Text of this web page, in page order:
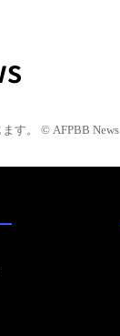
す。 © AFPBB News